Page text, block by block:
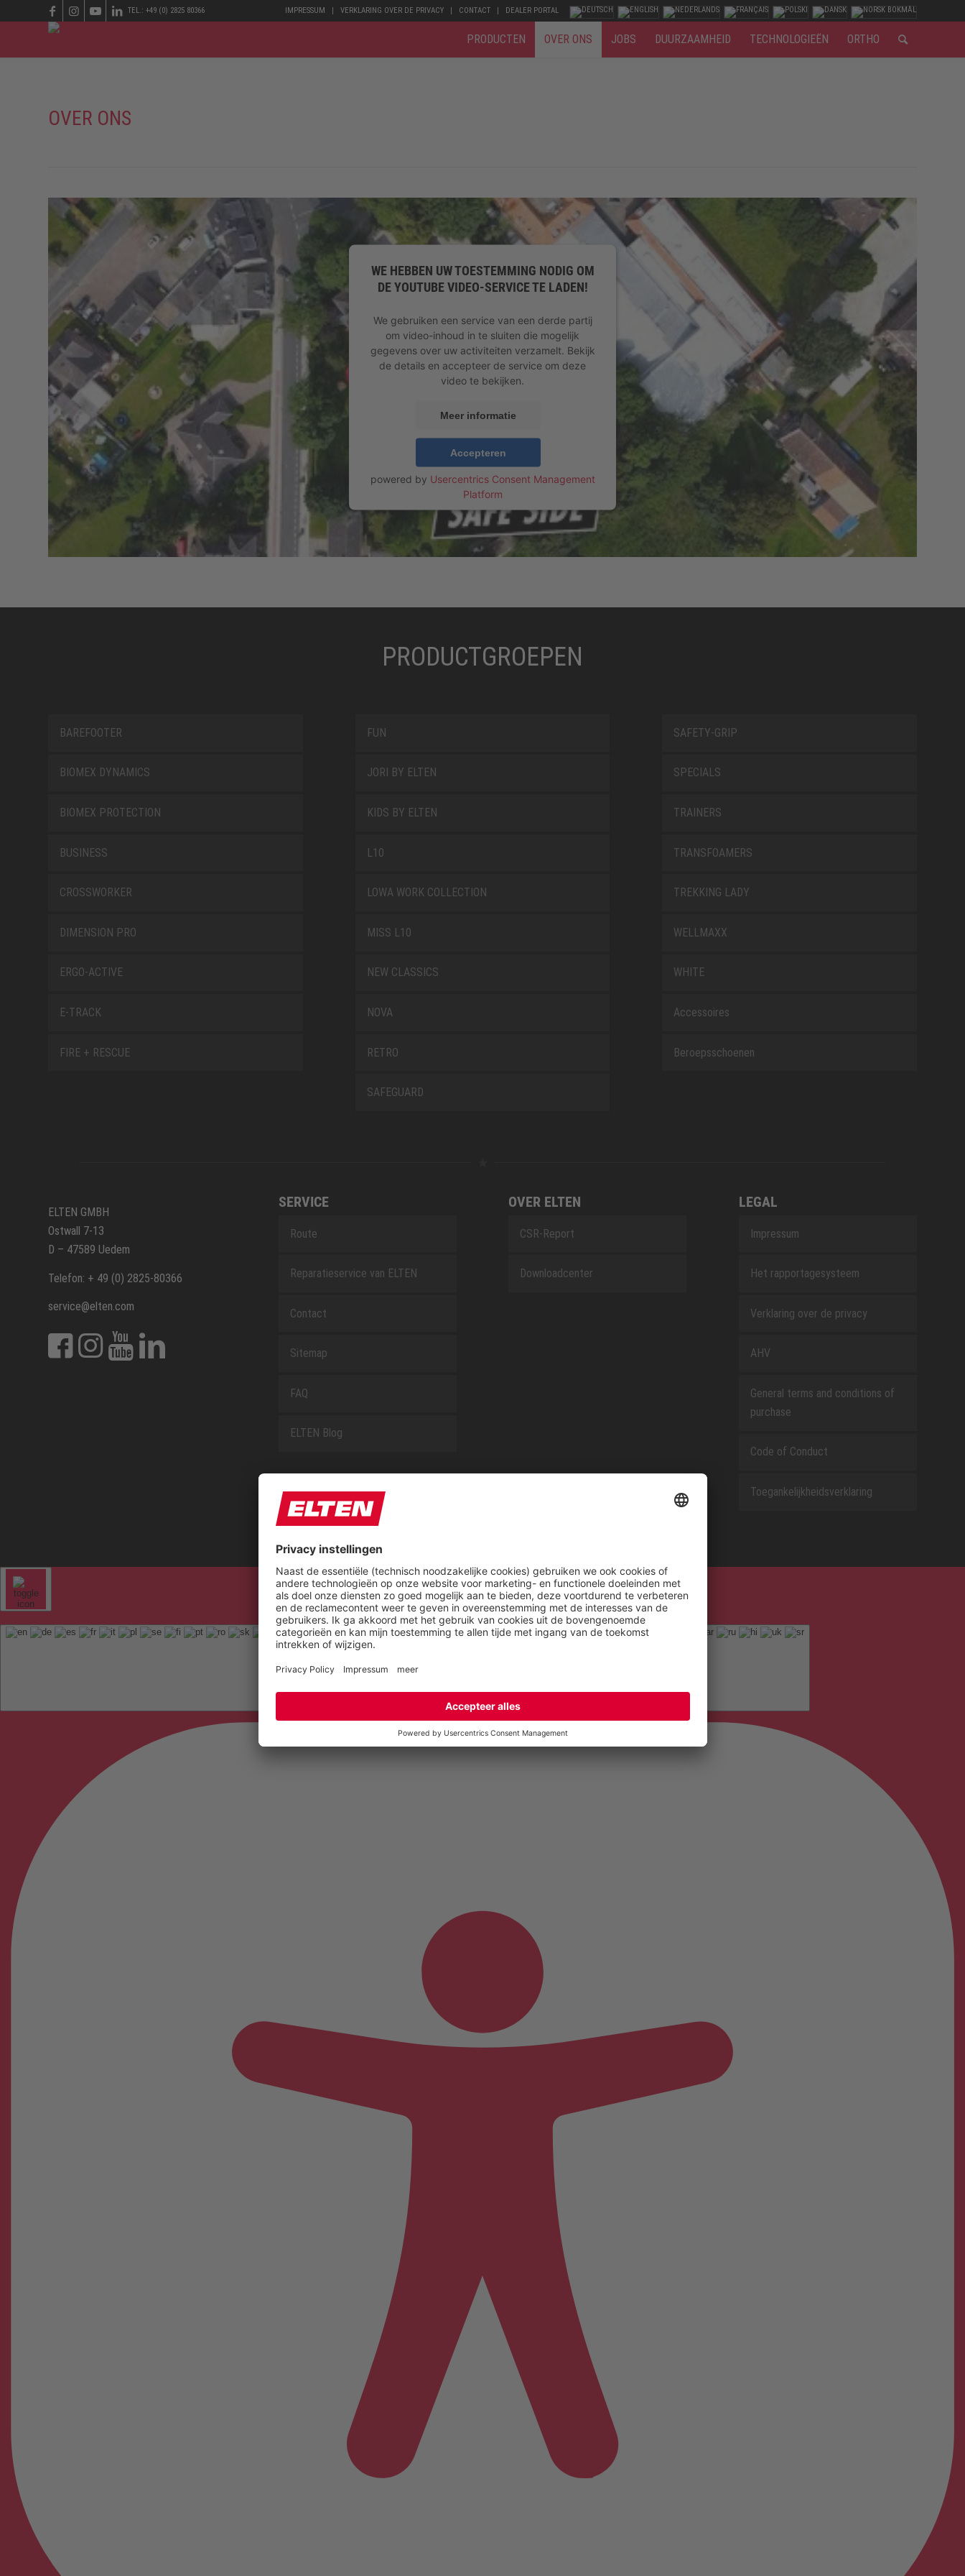
IMPRESSUM VERKLARING OVER DE PRIVACY CONTACT DEALER PORTAL
TEL.: +49 (0) 2825 80366
PRODUCTEN OVER ONS JOBS DUURZAAMHEID TECHNOLOGIEËN ORTHO
OVER ONS
WE HEBBEN UW TOESTEMMING NODIG OM
DE YOUTUBE VIDEO-SERVICE TE LADEN!
We gebruiken een service van een derde partij
om video-inhoud in te sluiten die mogelijk
gegevens over uw activiteiten verzamelt. Bekijk
de details en accepteer de service om deze
video te bekijken.
Meer informatie
Accepteren
powered by Usercentrics Consent Management
Platform
PRODUCTGROEPEN
BAREFOOTER
BIOMEX DYNAMICS
BIOMEX PROTECTION
BUSINESS
CROSSWORKER
DIMENSION PRO
ERGO-ACTIVE
E-TRACK
FIRE + RESCUE
FUN
JORI BY ELTEN
KIDS BY ELTEN
L10
LOWA WORK COLLECTION
MISS L10
NEW CLASSICS
NOVA
RETRO
SAFEGUARD
SAFETY-GRIP
SPECIALS
TRAINERS
TRANSFOAMERS
TREKKING LADY
WELLMAXX
WHITE
Accessoires
Beroepsschoenen
ELTEN GMBH
Ostwall 7-13
D – 47589 Uedem
Telefon: + 49 (0) 2825-80366
service@elten.com
SERVICE
Route
Reparatieservice van ELTEN
Contact
Sitemap
FAQ
ELTEN Blog
OVER ELTEN
CSR-Report
Downloadcenter
LEGAL
Impressum
Het rapportagesysteem
Verklaring over de privacy
AHV
General terms and conditions of
purchase
Code of Conduct
Toegankelijkheidsverklaring
English